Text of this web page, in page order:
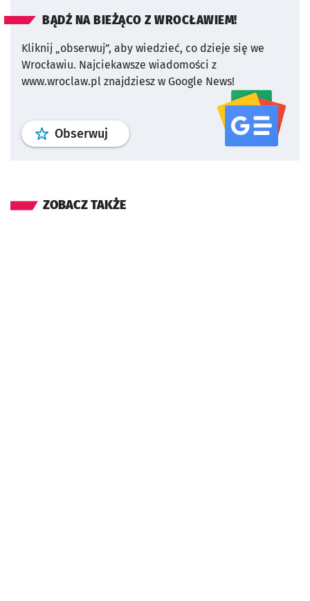
BĄDŹ NA BIEŻĄCO Z WROCŁAWIEM!
Kliknij „obserwuj”, aby wiedzieć, co dzieje się we
Wrocławiu. Najciekawsze wiadomości z
www.wroclaw.pl znajdziesz w Google News!
Obserwuj profil serwisu
ZOBACZ TAKŻE